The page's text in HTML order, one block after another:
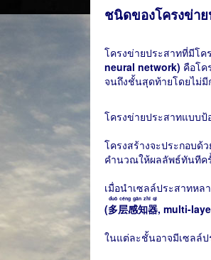
ชนิดของโครงข่าย
โครงข่ายประสาทที่มีโค
neural network) คือโค
จนถึงชั้นสุดท้ายโดยไม่
โครงข่ายประสาทแบบป้
โครงสร้างจะประกอบด้
คำนวณให้ผลลัพธ์ทันทีค
เมื่อนำเซลล์ประสาทหล
(多层感知器
duō céng gǎn zhī qì
, multi-
ในแต่ละชั้นอาจมีเซลล์ป